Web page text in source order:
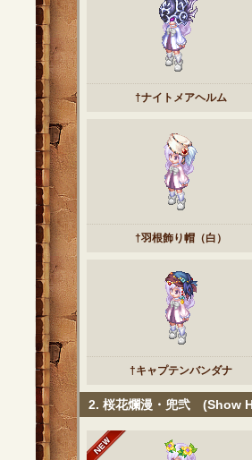
†ナイトメアヘルム
†羽根飾り帽（白）
†キャプテンバンダナ
2. 桜花爛漫・兜弐 (Show